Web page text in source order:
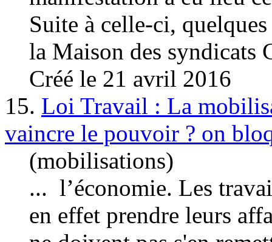
Suite à celle-ci,
la Maison des syndicats
Créé le 21 avril 2016
15. Loi Travail : La
vaincre le pouvoir ? on
(mobilisations)
... l’économie. Les
en effet prendre leurs